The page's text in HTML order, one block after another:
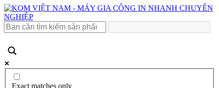
Exact matches only